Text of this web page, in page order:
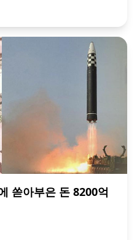
쏟아부은 돈 8200억